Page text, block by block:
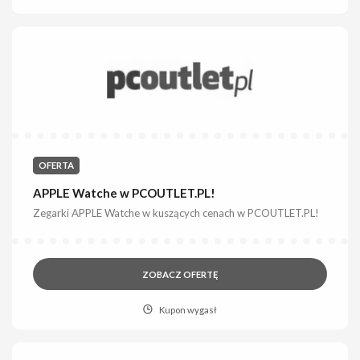
OFERTA
APPLE Watche w PCOUTLET.PL!
Zegarki APPLE Watche w kuszących cenach w PCOUTLET.PL!
ZOBACZ OFERTĘ
Kupon wygasł